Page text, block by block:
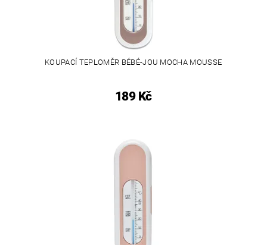
KOUPACÍ TEPLOMĚR BÉBÉ-JOU MOCHA MOUSSE
189 Kč